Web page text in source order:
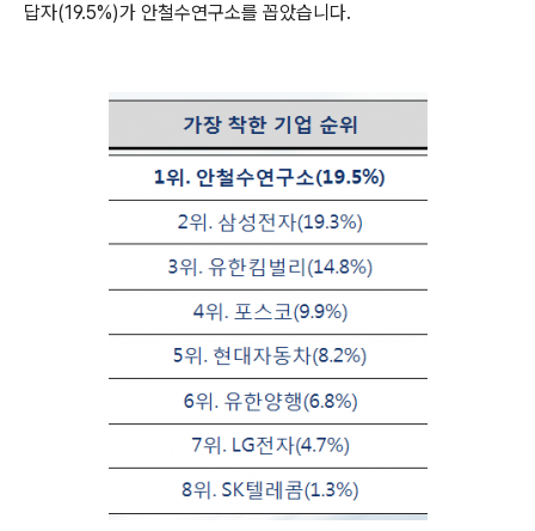
답자(19.5%)가 안철수연구소를 꼽았습니다.